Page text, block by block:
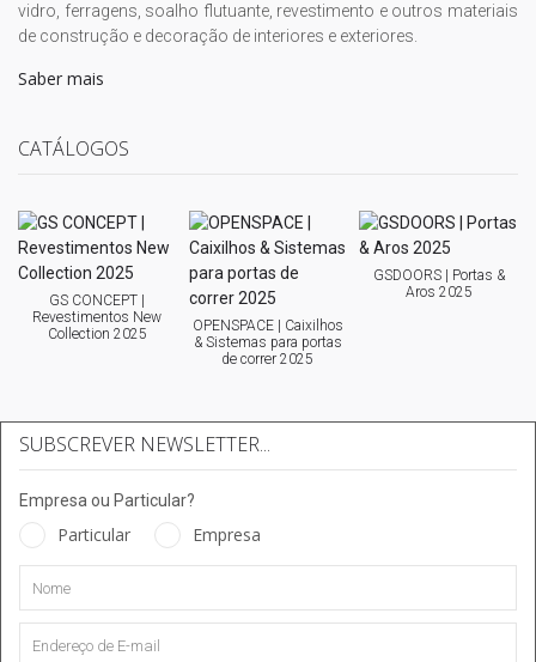
vidro, ferragens, soalho flutuante, revestimento e outros materiais
de construção e decoração de interiores e exteriores.
Saber mais
CATÁLOGOS
GS CONCEPT |
Revestimentos New
Collection 2025
OPENSPACE | Caixilhos
& Sistemas para portas
de correr 2025
GSDOORS | Portas &
Aros 2025
SUBSCREVER NEWSLETTER...
Empresa ou Particular?
Particular Empresa